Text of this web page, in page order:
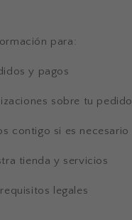
para:
y pagos
sobre tu pedido
contigo si es necesario
tienda y servicios
legales